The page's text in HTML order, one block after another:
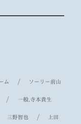
ム / ソーリー前山
/ 一般,寺本貴生
三野智也 / 上田